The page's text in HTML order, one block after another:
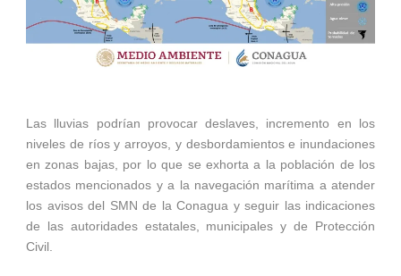
Las lluvias podrían provocar deslaves, incremento en los
niveles de ríos y arroyos, y desbordamientos e inundaciones
en zonas bajas, por lo que se exhorta a la población de los
estados mencionados y a la navegación marítima a atender
los avisos del SMN de la Conagua y seguir las indicaciones
de las autoridades estatales, municipales y de Protección
Civil.